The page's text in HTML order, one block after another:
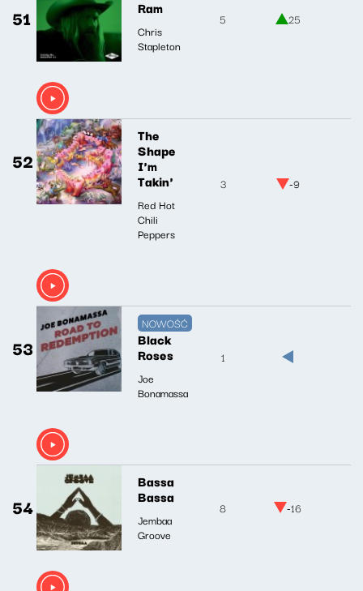
51 Ram
Chris
Stapleton
5 25
52
The
Shape
I'm
Takin'
Red Hot
Chili
Peppers
3 -9
53
NOWOŚĆ
Black
Roses
Joe
Bonamassa
1
54
Bassa
Bassa
Jembaa
Groove
8 -16